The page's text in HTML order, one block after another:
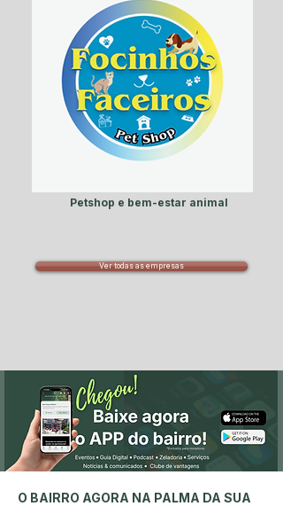
Petshop e bem-estar animal
Ver todas as empresas
O BAIRRO AGORA NA PALMA DA SUA